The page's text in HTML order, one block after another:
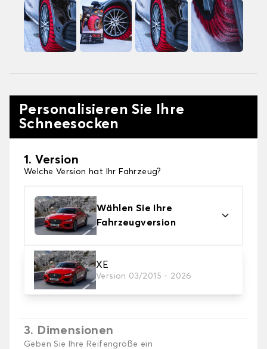
Personalisieren Sie Ihre
Schneesocken
1. Version
Welche Version hat Ihr Fahrzeug?
Wählen Sie Ihre
Fahrzeugversion
XE
Version 03/2015 - 2026
2. Finishing Schneesocke
Wählen Sie die passenden Schneesocken für Ihre
Bedürfnisse.
3. Dimensionen
Geben Sie Ihre Reifengröße ein